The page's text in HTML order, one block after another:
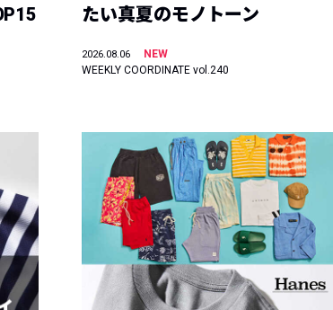
たい真夏のモノトーン
2026.08.06
NEW
WEEKLY COORDINATE vol.240